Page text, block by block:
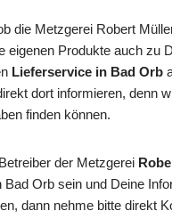
die Metzgerei Robert
eigenen Produkte auch zu
Lieferservice in Bad Orb
dort informieren, denn
finden können.
der Metzgerei
Bad Orb sein und Deine
dann nehme bitte direkt